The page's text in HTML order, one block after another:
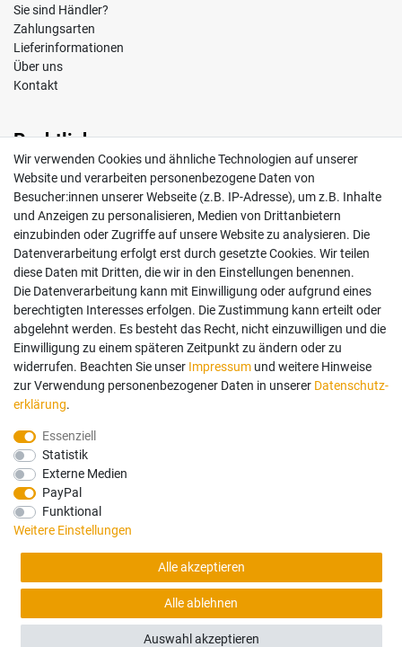
FILTER
Sie sind Händler?
Zahlungsarten
Lieferinformationen
Über uns
Kontakt
Rechtliches
Impressum
AGB
Widerrufsrecht
Datenschutz
Vertrag widerrufen
Mein Konto
Anmelden
Registrieren
Bezahlung und Versand
Wir bieten Ihnen viele Möglichkeiten einer sicheren Bezahlung.
Alle Preise in Euro und inkl. der gesetzlichen Mehrwertsteuer ggf. zzgl.
Versandkosten. Lieferung innerhalb Deutschlands. Änderungen und Irrtümer
vorbehalten. Abbildungen ähnlich. Nur solange der Vorrat reicht.
Wir verwenden Cookies und ähnliche Technologien auf unserer
Website und verarbeiten personenbezogene Daten von
Besucher:innen unserer Webseite (z.B. IP-Adresse), um z.B. Inhalte
und Anzeigen zu personalisieren, Medien von Drittanbietern
einzubinden oder Zugriffe auf unsere Website zu analysieren. Die
Datenverarbeitung erfolgt erst durch gesetzte Cookies. Wir teilen
diese Daten mit Dritten, die wir in den Einstellungen benennen.
Die Datenverarbeitung kann mit Einwilligung oder aufgrund eines
berechtigten Interesses erfolgen. Die Zustimmung kann erteilt oder
abgelehnt werden. Es besteht das Recht, nicht einzuwilligen und die
Einwilligung zu einem späteren Zeitpunkt zu ändern oder zu
widerrufen. Beachten Sie unser Impressum und weitere Hinweise
zur Verwendung personenbezogener Daten in unserer Daten­schutz­
erklärung.
Essenziell
Statistik
Externe Medien
PayPal
Funktional
Weitere Einstellungen
Alle akzeptieren
Alle ablehnen
Auswahl akzeptieren